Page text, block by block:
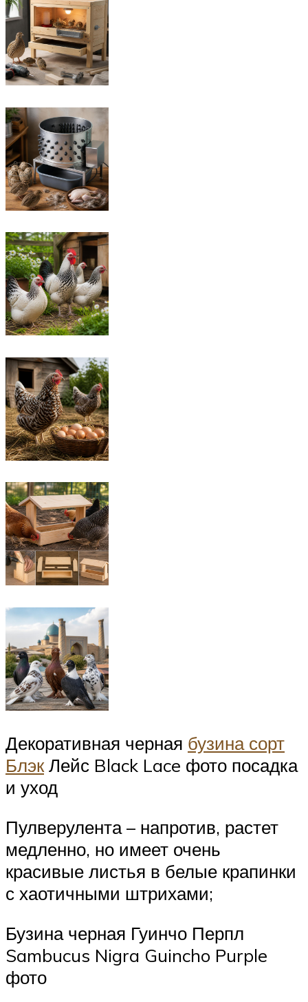
Декоративная черная бузина сорт
БлэкЛейс Black Lace фото посадка
и уход
Пулверулента – напротив, растет
медленно, но имеет очень
красивые листья в белые крапинки
с хаотичными штрихами;
Бузина черная Гуинчо Перпл
Sambucus Nigra Guincho Purple
фото